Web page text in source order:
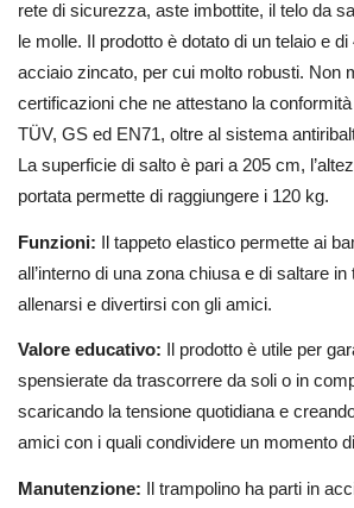
rete di sicurezza, aste imbottite, il telo da
le molle. Il prodotto è dotato di un telaio e
acciaio zincato, per cui molto robusti. Non
certificazioni che ne attestano la
TÜV, GS ed EN71, oltre al sistema
La superficie di salto è pari a 205 cm,
portata permette di raggiungere i 120 kg.
Funzioni: Il tappeto elastico permette ai
all’interno di una zona chiusa e di saltare
allenarsi e divertirsi con gli amici.
Valore educativo: Il prodotto è utile per
spensierate da trascorrere da soli o in
scaricando la tensione quotidiana e
amici con i quali condividere un momento
Manutenzione: Il trampolino ha parti in